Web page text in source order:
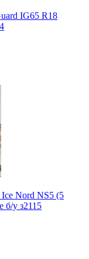
IG65 R18
Nord NS5 (5
у з2115